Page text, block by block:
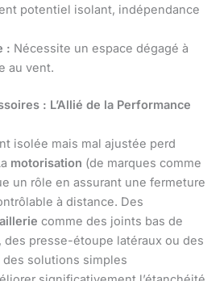
potentiel isolant, indépendance
: Nécessite un espace dégagé à
au vent.
: L’Allié de la Performance
isolée mais mal ajustée perd
motorisation (de marques comme
un rôle en assurant une fermeture
à distance. Des
comme des joints bas de
des presse-étoupe latéraux ou des
solutions simples